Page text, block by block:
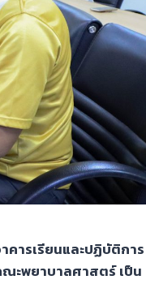
ารเรียนและปฏิบัติการ
ะพยาบาลศาสตร์ เป็น